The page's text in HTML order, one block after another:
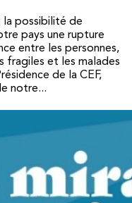
la possibilité de
pays une rupture
entre les personnes,
fragiles et les malades
de la CEF,
notre...